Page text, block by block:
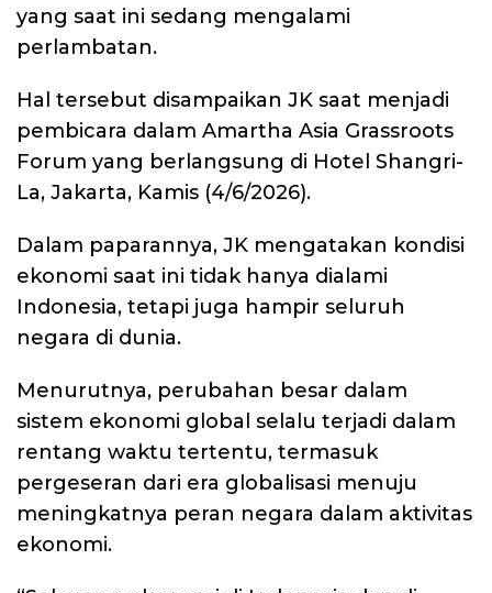
yang saat ini sedang mengalami
perlambatan.
Hal tersebut disampaikan JK saat menjadi
pembicara dalam Amartha Asia Grassroots
Forum yang berlangsung di Hotel Shangri-
La, Jakarta, Kamis (4/6/2026).
Dalam paparannya, JK mengatakan kondisi
ekonomi saat ini tidak hanya dialami
Indonesia, tetapi juga hampir seluruh
negara di dunia.
Menurutnya, perubahan besar dalam
sistem ekonomi global selalu terjadi dalam
rentang waktu tertentu, termasuk
pergeseran dari era globalisasi menuju
meningkatnya peran negara dalam aktivitas
ekonomi.